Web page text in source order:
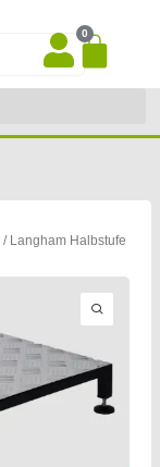
0
/ Langham Halbstufe